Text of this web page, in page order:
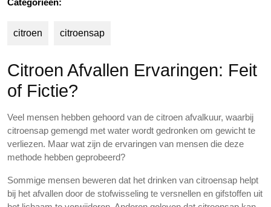
Categorieën:
citroen citroensap
Citroen Afvallen Ervaringen: Feit
of Fictie?
Veel mensen hebben gehoord van de citroen afvalkuur, waarbij
citroensap gemengd met water wordt gedronken om gewicht te
verliezen. Maar wat zijn de ervaringen van mensen die deze
methode hebben geprobeerd?
Sommige mensen beweren dat het drinken van citroensap helpt
bij het afvallen door de stofwisseling te versnellen en gifstoffen uit